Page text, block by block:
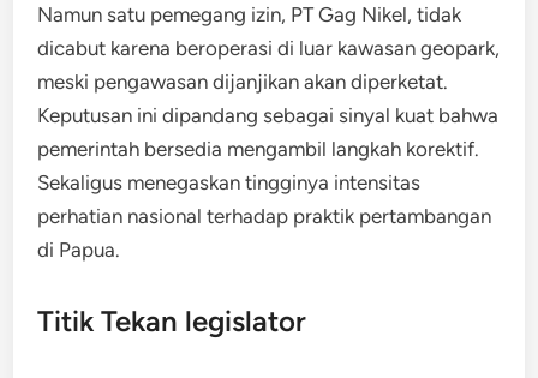
Namun satu pemegang izin, PT Gag Nikel, tidak
dicabut karena beroperasi di luar kawasan geopark,
meski pengawasan dijanjikan akan diperketat.
Keputusan ini dipandang sebagai sinyal kuat bahwa
pemerintah bersedia mengambil langkah korektif.
Sekaligus menegaskan tingginya intensitas
perhatian nasional terhadap praktik pertambangan
di Papua.
Titik Tekan legislator